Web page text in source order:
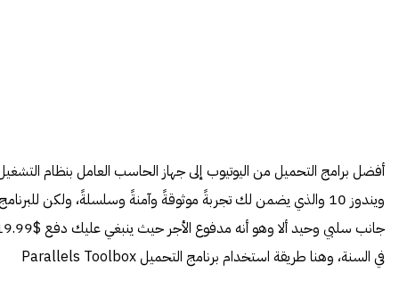
أفضل برامج التحميل من اليوتيوب إلى جهاز الحاسب العامل بنظام
ويندوز 10 والذي يضمن لك تجربةً موثوقةً وآمنةً وسلسلةً، ولكن
جانب سلبي وحيد ألا وهو أنه مدفوع الأجر حيث ينبغي
في السنة، وهنا طريقة استخدام برنامج التحميل Parallels Toolbox